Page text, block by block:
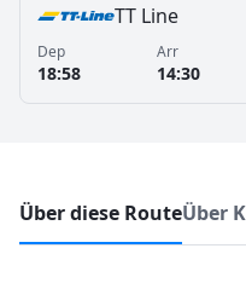
TT Line
Dep
18:58
Arr
14:30
Über diese RouteÜber